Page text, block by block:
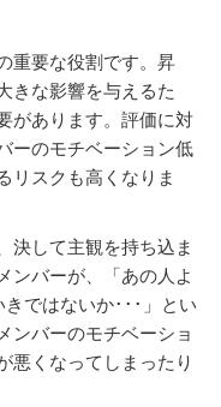
重要な役割です。昇
きな影響を与えるた
があります。評価に対
ーのモチベーション低
リスクも高くなりま
決して主観を持ち込ま
ンバーが、「あの人よ
ではないか･･･」とい
ンバーのモチベーショ
悪くなってしまったり